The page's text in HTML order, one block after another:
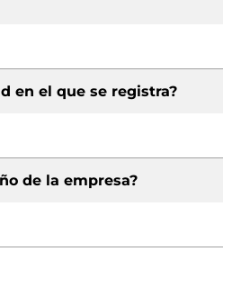
en el que se registra?
de la empresa?